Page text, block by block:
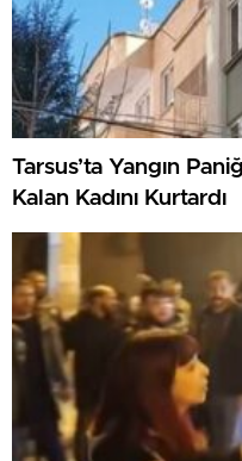
Tarsus’ta Yangın
Kalan Kadını Kurtardı